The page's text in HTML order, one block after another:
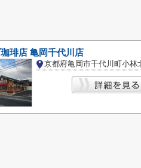
琲店 亀岡千代川店